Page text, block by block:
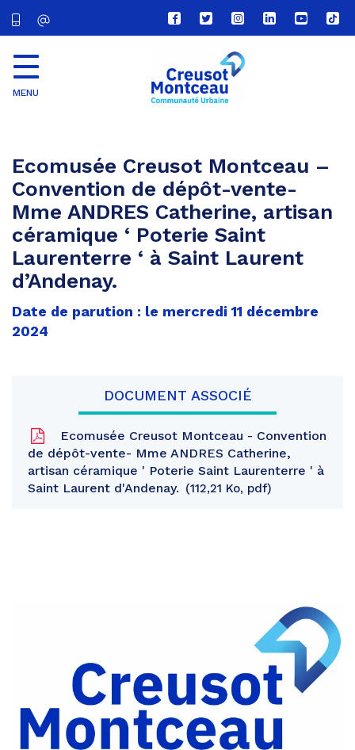
Lien
vers
compte
Facebook
Lien
vers
compte
Twitter
Lien
vers
le
compte
Lien
vers
Lien
vers
Lien
vers
MENU
Ecomusée Creusot Montceau –
Convention de dépôt-vente-
Mme ANDRES Catherine, artisan
céramique ‘ Poterie Saint
Laurenterre ‘ à Saint Laurent
d’Andenay.
Date de parution : le mercredi 11 décembre
2024
DOCUMENT ASSOCIÉ
Ecomusée Creusot Montceau - Convention
de dépôt-vente- Mme ANDRES Catherine,
artisan céramique ' Poterie Saint Laurenterre ' à
Saint Laurent d'Andenay.
112,21 Ko, pdf
Facebook
Partager
Twitter
Partager
par
e-